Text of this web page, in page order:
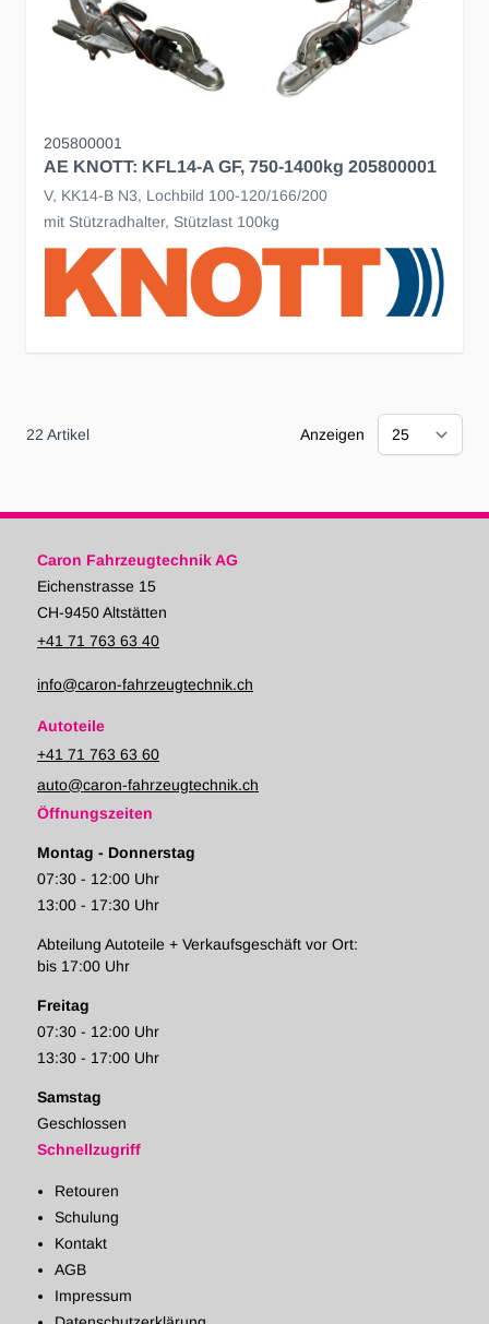
205800001
AE KNOTT: KFL14-A GF, 750-1400kg 205800001
V, KK14-B N3, Lochbild 100-120/166/200
mit Stützradhalter, Stützlast 100kg
22 Artikel Anzeigen
Caron Fahrzeugtechnik AG
Eichenstrasse 15
CH-9450 Altstätten
+41 71 763 63 40
info@caron-fahrzeugtechnik.ch
Autoteile
+41 71 763 63 60
auto@caron-fahrzeugtechnik.ch
Öffnungszeiten
Montag - Donnerstag
07:30 - 12:00 Uhr
13:00 - 17:30 Uhr
Abteilung Autoteile + Verkaufsgeschäft vor Ort:
bis 17:00 Uhr
Freitag
07:30 - 12:00 Uhr
13:30 - 17:00 Uhr
Samstag
Geschlossen
Schnellzugriff
Retouren
Schulung
Kontakt
AGB
Impressum